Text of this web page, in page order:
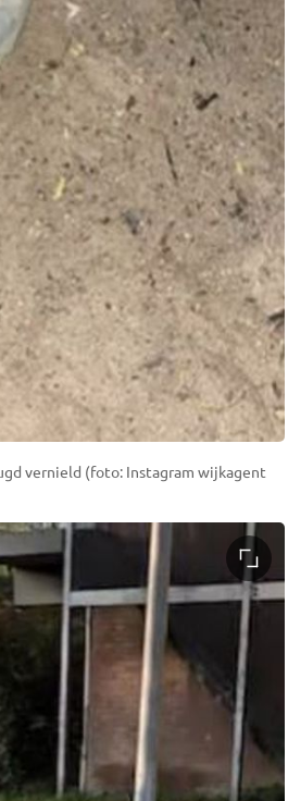
vernield (foto: Instagram wijkagent